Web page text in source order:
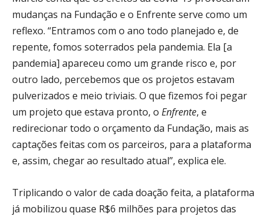
mudanças na Fundação e o Enfrente serve como um
reflexo. “Entramos com o ano todo planejado e, de
repente, fomos soterrados pela pandemia. Ela [a
pandemia] apareceu como um grande risco e, por
outro lado, percebemos que os projetos estavam
pulverizados e meio triviais. O que fizemos foi pegar
um projeto que estava pronto, o Enfrente, e
redirecionar todo o orçamento da Fundação, mais as
captações feitas com os parceiros, para a plataforma
e, assim, chegar ao resultado atual”, explica ele.
Triplicando o valor de cada doação feita, a plataforma
já mobilizou quase R$6 milhões para projetos das